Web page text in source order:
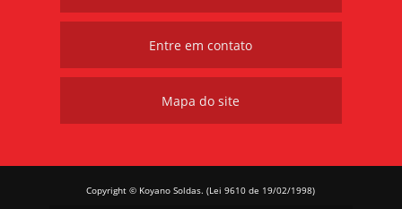
Entre em contato
Mapa do site
Copyright © Koyano Soldas. (Lei 9610 de 19/02/1998)